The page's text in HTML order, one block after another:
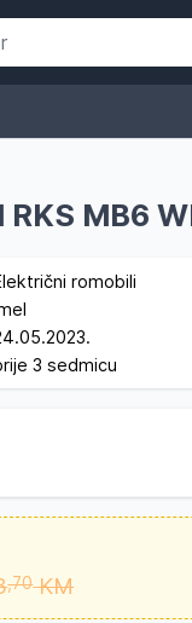
MB6
romobili
3 sedmicu
,70KM